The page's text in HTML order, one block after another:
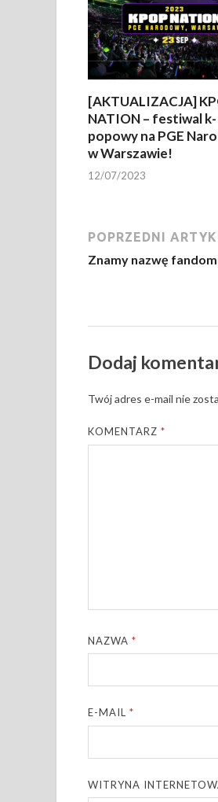
[AKTUALIZACJA]
NATION – festiwal k-
popowy na PGE
w Warszawie!
12/07/2023
POPRZEDNI
Znamy nazwę
Dodaj
Twój adres e-mail nie
KOMENTARZ*
NAZWA*
E-MAIL*
WITRYNA